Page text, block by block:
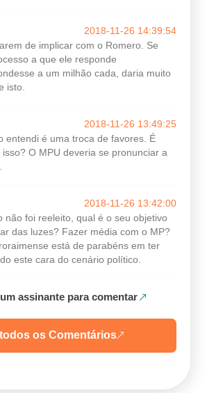
2018-11-26 14:39:54
de implicar com o Romero. Se
a que ele responde
a um milhão cada, daria muito
isto.
2018-11-26 13:49:25
entendi é uma troca de favores. É
isso? O MPU deveria se pronunciar a
2018-11-26 13:42:00
não foi reeleito, qual é o seu objetivo
das luzes? Fazer média com o MP?
está de parabéns em ter
este cara do cenário político.
assinante para comentar
os Comentários